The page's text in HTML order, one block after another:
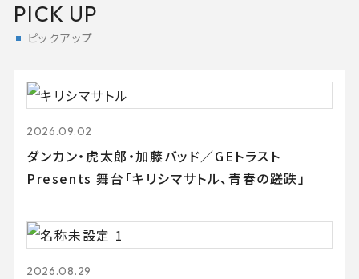
PICK UP
ピックアップ
2026.09.02
ダンカン・虎太郎・加藤バッド／GEトラスト
Presents 舞台「キリシマサトル、青春の蹉跌」
2026.08.29